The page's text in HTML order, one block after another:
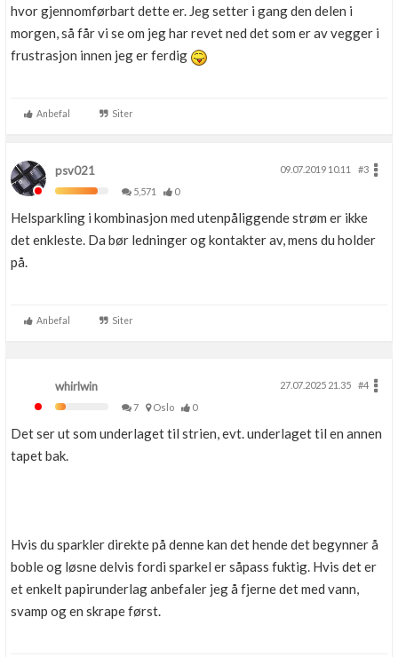
hvor gjennomførbart dette er. Jeg setter i gang den delen i
morgen, så får vi se om jeg har revet ned det som er av vegger i
frustrasjon innen jeg er ferdig
Anbefal Siter
psv021 09.07.2019 10.11
#3
5,571
0
Helsparkling i kombinasjon med utenpåliggende strøm er ikke
det enkleste. Da bør ledninger og kontakter av, mens du holder
på.
Anbefal Siter
whirlwin 27.07.2025 21.35
#4
7
Oslo 0
Det ser ut som underlaget til strien, evt. underlaget til en annen
tapet bak.
Hvis du sparkler direkte på denne kan det hende det begynner å
boble og løsne delvis fordi sparkel er såpass fuktig. Hvis det er
et enkelt papirunderlag anbefaler jeg å fjerne det med vann,
svamp og en skrape først.